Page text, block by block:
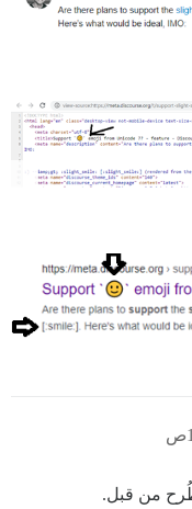
من قبل.